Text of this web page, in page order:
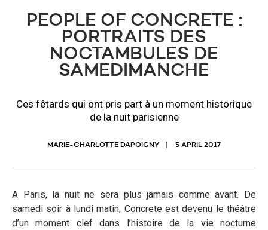
PEOPLE OF CONCRETE :
PORTRAITS DES
NOCTAMBULES DE
SAMEDIMANCHE
Ces fêtards qui ont pris part à un moment historique
de la nuit parisienne
MARIE-CHARLOTTE DAPOIGNY 5 APRIL 2017
A Paris, la nuit ne sera plus jamais comme avant. De
samedi soir à lundi matin, Concrete est devenu le théâtre
d’un moment clef dans l’histoire de la vie nocturne